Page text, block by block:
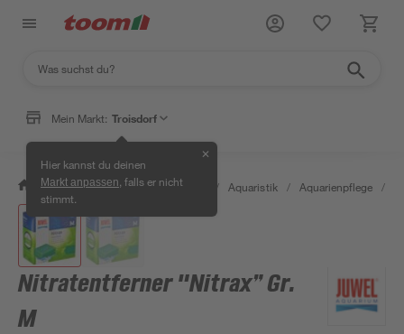
Mein Markt: Troisdorf
Hier kannst du deinen
Markt anpassen , falls er nicht
stimmt.
✕
/ Garten & Freizeit / Tierbedarf / Aquaristik / Aquarienpflege /
Nitratentferner "Nitrax” Gr.
M